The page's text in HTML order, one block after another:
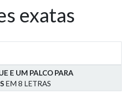
exatas
E UM PALCO PARA
EM 8 LETRAS